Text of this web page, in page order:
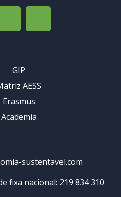
GIP
AESS
Erasmus
Academia
sustentavel.com
fixa nacional: 219 834 310